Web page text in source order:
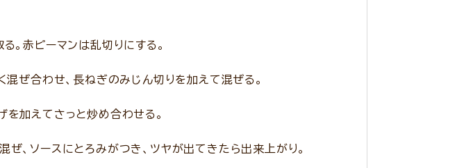
。赤ピーマンは乱切りにする。
混ぜ合わせ、長ねぎのみじん切りを加えて混ぜる。
加えてさっと炒め合わせる。
、ソースにとろみがつき、ツヤが出てきたら出来上がり。